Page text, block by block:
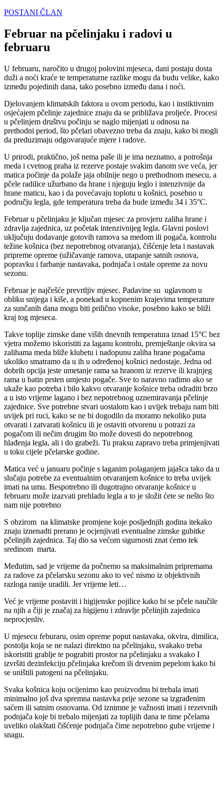
POSTANI ČLAN
Februar na pčelinjaku i radovi u
februaru
U februaru, naročito u drugoj polovini mjeseca, dani postaju dosta
duži a noći kraće te temperaturne razlike mogu da budu velike, kako
između pojedinih dana, tako posebno između dana i noći.
Djelovanjem klimatskih faktora u ovom periodu, kao i instiktivnim
osjećajem pčelinje zajednice znaju da se približava proljeće. Procesi
u pčelinjem društvu počinju se naglo mijenjati u odnosu na
prethodni period, što pčelari obavezno treba da znaju, kako bi mogli
da preduzimaju odgovarajuće mjere i radove.
U prirodi, praktično, još nema paše ili je ima neznatno, a potrošnja
meda i cvetnog praha iz rezerve postaje svakim danom sve veća, jer
matica počinje da polaže jaja obilnije nego u prethodnom mesecu, a
pčele radilice užurbano da hrane i njeguju leglo i intenzivnije da
hrane maticu, kao i da povećavaju toplotu u košnici, posebno u
području legla, gde temperatura treba da bude između 34 i 35°C.
Februar u pčelinjaku je ključan mjesec za provjeru zaliha hrane i
zdravlja zajednica, uz početak intenzivnijeg legla. Glavni poslovi
uključuju dodavanje gotovih ramova sa medom ili pogača, kontrolu
težine košnica (bez nepotrebnog otvaranja), čišćenje leta i nastavak
pripreme opreme (užičavanje ramova, utapanje satnih osnova,
popravku i farbanje nastavaka, podnjača i ostale opreme za novu
sezonu.
Februar je najčešće prevrtljiv mjesec. Padavine su uglavnom u
obliku snijega i kiše, a ponekad u kopnenim krajevima temperature
za sunčanih dana mogu biti prilično visoke, posebno kako se bliži
kraj tog mjeseca.
Takve toplije zimske dane viših dnevnih temperatura iznad 15°C bez
vjetra možemo iskoristiti za laganu kontrolu, premještanje okvira sa
zalihama meda bliže klubetu i nadopunu zaliha hrane pogačama
ukoliko smatramo da u ih u određenoj košnici nedostaje. Jedna od
dobrih opcija jeste umetanje rama sa hranom iz rezerve ili krajnjeg
rama u batin prsten umjesto pogače. Sve to naravno radimo ako se
ukaže kao potreba i bilo kakvo otvaranje košnice treba odraditi brzo
a u isto vrijeme lagano i bez nepotrebnog uznemiravanja pčelinje
zajednice. Sve potrebne stvari uostalom kao i uvijek trebaju nam biti
uvijek pri ruci, kako se ne bi dogodilo da moramo nekoliko puta
otvarati i zatvarati košnicu ili je ostaviti otvorenu u potrazi za
pogačom ili nečim drugim što može dovesti do nepotrebnog
hlađenja legla, ali i do grabeži. Tu praksu zapravo treba primjenjivati
u toku cijele pčelarske godine.
Matica već u januaru počinje s laganim polaganjem jajašca tako da u
slučaju potrebe za eventualnim otvaranjem košnice to treba uvijek
imati na umu. Bespotrebno ili dugotrajno otvaranje košnice u
februaru može izazvati prehladu legla a to je složit ćete se nešto što
nam nije potrebno
S obzirom na klimatske promjene koje posljednjih godina itekako
znaju iznenadti prerano je ocjenjivati eventualne zimske gubitke
pčelinjih zajednica. Taj dio sa većom sigurnosti znat ćemo tek
sredinom marta.
Međutim, sad je vrijeme da počnemo sa maksimalnim pripremama
za radove za pčelarsku sezonu ako to već nismo iz objektivnih
razloga ranije uradili. Jer vrijeme leti…
Već je vrijeme postaviti i higijenske pojilice kako bi se pčele naučile
na njih a čiji je značaj za higijenu i zdravlje pčelinjih zajednica
neprocjenliv.
U mjesecu feburaru, osim opreme poput nastavaka, okvira, dimilica,
postolja koja se ne nalazi direktno na pčelinjaku, svakako treba
iskoristiti grablje te pograbiti prostor na pčelinjaku a svakako I
izvršiti dezinfekciju pčelinjaka krečom ili drvenim pepelom kako bi
se uništili patogeni na pčelinjaku.
Svaka košnica koju ocijenimo kao proizvodnu bi trebala imati
minimalno još dva spremna nastavka prije sezone sa izgrađenim
saćem ili satnim osnovama. Od iznimne je važnosti imati i rezervnih
podnjača koje bi trebalo mijenjati za toplijih dana te time pčelama
uveliko olakštati čišćenje podnjača čime nepotrebno gube vrijeme i
snagu.